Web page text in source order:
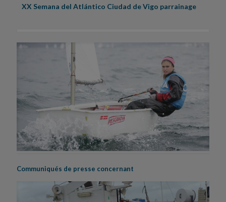
XX Semana del Atlántico Ciudad de Vigo parrainage
Communiqués de presse concernant